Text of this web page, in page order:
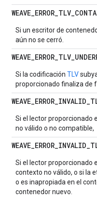
WEAVE_ERROR_TLV_
Si un escritor de
aún no se cerró.
WEAVE_ERROR_TLV_
Si la codificación TLV
proporcionado finaliza de
WEAVE_ERROR_INVALID_
Si el lector proporcionado
no válido o no compatible,
WEAVE_ERROR_INVALID_
Si el lector proporcionado
contexto no válido, o si la
o es inapropiada en el
contenedor nuevo.